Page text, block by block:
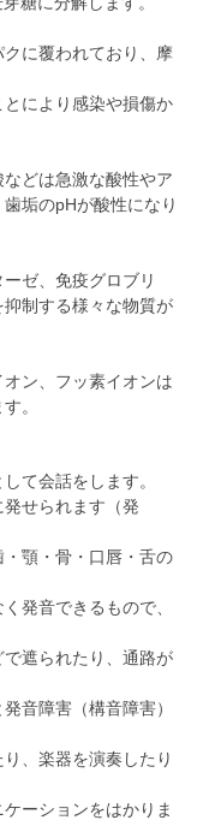
に覆われており、摩
により感染や損傷か
どは急激な酸性やア
垢のpHが酸性になり
ゼ、免疫グロブリ
制する様々な物質が
ン、フッ素イオンは
。
て会話をします。
せられます（発
顎・骨・口唇・舌の
発音できるもので、
遮られたり、通路が
音障害（構音障害）
、楽器を演奏したり
ーションをはかりま